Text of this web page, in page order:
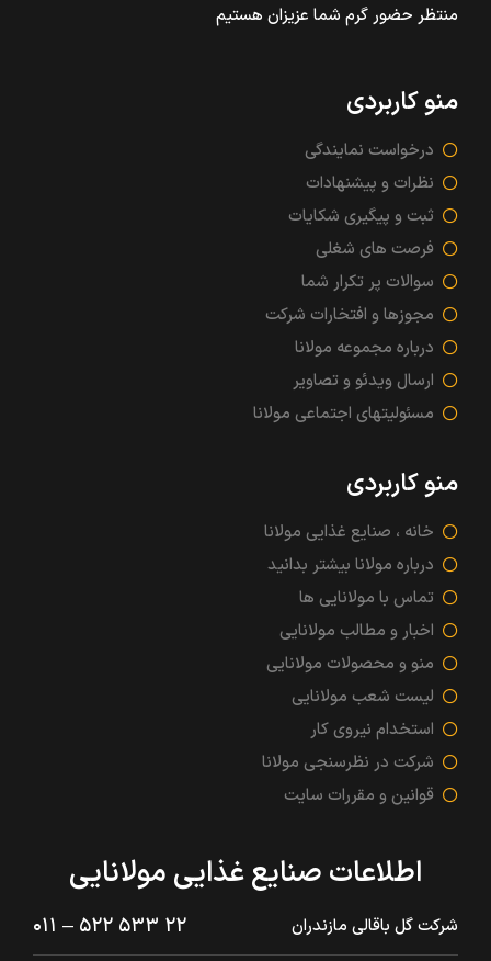
منتظر حضور گرم شما عزیزان هستیم
منو کاربردی
درخواست نمایندگی
نظرات و پیشنهادات
ثبت و پیگیری شکایات
فرصت های شغلی
سوالات پر تکرار شما
مجوزها و افتخارات شرکت
درباره مجموعه مولانا
ارسال ویدئو و تصاویر
مسئولیتهای اجتماعی مولانا
منو کاربردی
خانه ، صنایع غذایی مولانا
درباره مولانا بیشتر بدانید
تماس با مولانایی ها
اخبار و مطالب مولانایی
منو و محصولات مولانایی
لیست شعب مولانایی
استخدام نیروی کار
شرکت در نظرسنجی مولانا
قوانین و مقررات سایت
اطلاعات صنایع غذایی مولانایی
شرکت گل باقالی مازندران ۲۲ ۵۳۳ ۵۲۲ – ۰۱۱